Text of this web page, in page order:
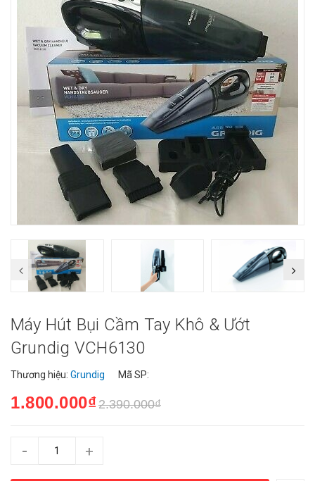
Máy Hút Bụi Cầm Tay Khô & Ướt
Grundig VCH6130
Thương hiệu: Grundig Mã SP:
1.800.000₫2.390.000₫
- +